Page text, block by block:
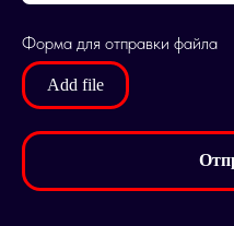
Форма для отправки файла
Add file